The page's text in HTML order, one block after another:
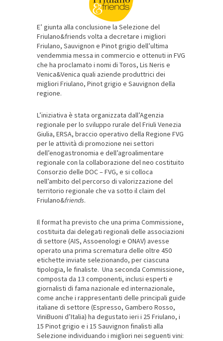
E’ giunta alla conclusione la Selezione del
Friulano&friends volta a decretare i migliori
Friulano, Sauvignon e Pinot grigio dell’ultima
vendemmia messa in commercio e ottenuti in FVG
che ha proclamato i nomi di Toros, Lis Neris e
Venica&Venica quali aziende produttrici dei
migliori Friulano, Pinot grigio e Sauvignon della
regione.
L’iniziativa è stata organizzata dall’Agenzia
regionale per lo sviluppo rurale del Friuli Venezia
Giulia, ERSA, braccio operativo della Regione FVG
per le attività di promozione nei settori
dell’enogastronomia e dell’agroalimentare
regionale con la collaborazione del neo costituito
Consorzio delle DOC – FVG, e si colloca
nell’ambito del percorso di valorizzazione del
territorio regionale che va sotto il claim del
Friulano&friends.
Il format ha previsto che una prima Commissione,
costituita dai delegati regionali delle associazioni
di settore (AIS, Assoenologi e ONAV) avesse
operato una prima scrematura delle oltre 450
etichette inviate selezionando, per ciascuna
tipologia, le finaliste. Una seconda Commissione,
composta da 13 componenti, inclusi esperti e
giornalisti di fama nazionale ed internazionale,
come anche i rappresentanti delle principali guide
italiane di settore (Espresso, Gambero Rosso,
ViniBuoni d’Italia) ha degustato ieri i 25 Friulano, i
15 Pinot grigio e i 15 Sauvignon finalisti alla
Selezione individuando i migliori nei seguenti vini: